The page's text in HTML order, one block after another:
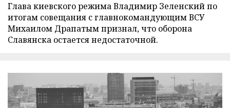
Глава киевского режима Владимир Зеленский по
итогам совещания с главнокомандующим ВСУ
Михаилом Драпатым признал, что оборона
Славянска остается недостаточной.